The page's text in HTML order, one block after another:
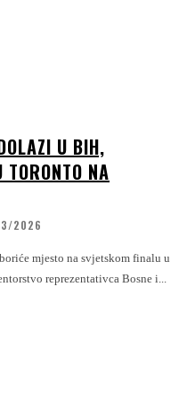
U BIH,
NA
2026
mjesto na svjetskom finalu u
reprezentativca Bosne i...